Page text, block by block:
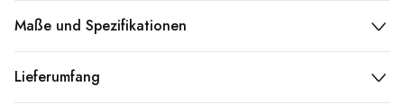
Maße und Spezifikationen
Lieferumfang